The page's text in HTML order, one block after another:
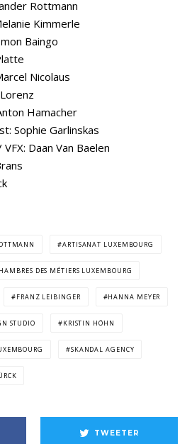
Rottmann
Kimmerle
Baingo
Nicolaus
Hamacher
Sophie Garlinskas
Daan Van Baelen
ARTISANAT LUXEMBOURG
DES MÉTIERS LUXEMBOURG
FRANZ LEIBINGER HANNA MEYER
STUDIO KRISTIN HÖHN
SKANDAL AGENCY
TWEETER